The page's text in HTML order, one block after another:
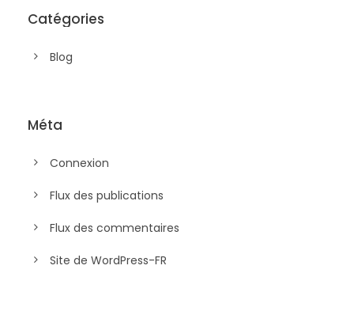
Catégories
Blog
Méta
Connexion
Flux des publications
Flux des commentaires
Site de WordPress-FR